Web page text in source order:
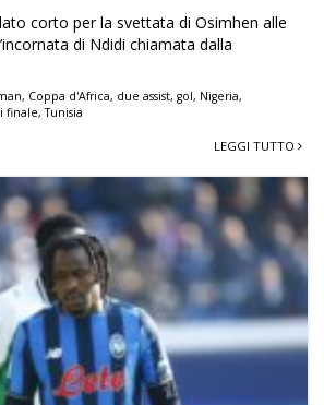
corto per la svettata di Osimhen alle
di Ndidi chiamata dalla
, Coppa d'Africa, due assist, gol, Nigeria,
finale,Tunisia
LEGGI TUTTO